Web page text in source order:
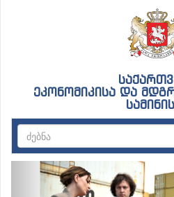
ეკონომიკისა და
Previous